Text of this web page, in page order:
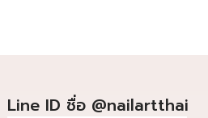
Line ID ชื่อ @nailartthai